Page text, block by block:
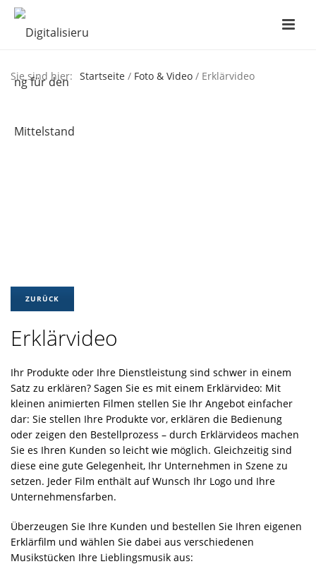
Sie sind hier: Startseite / Foto & Video / Erklärvideo
ZURÜCK
Erklärvideo
Ihr Produkte oder Ihre Dienstleistung sind schwer in einem
Satz zu erklären? Sagen Sie es mit einem Erklärvideo: Mit
kleinen animierten Filmen stellen Sie Ihr Angebot einfacher
dar: Sie stellen Ihre Produkte vor, erklären die Bedienung
oder zeigen den Bestellprozess – durch Erklärvideos machen
Sie es Ihren Kunden so leicht wie möglich. Gleichzeitig sind
diese eine gute Gelegenheit, Ihr Unternehmen in Szene zu
setzen. Jeder Film enthält auf Wunsch Ihr Logo und Ihre
Unternehmensfarben.
Überzeugen Sie Ihre Kunden und bestellen Sie Ihren eigenen
Erklärfilm und wählen Sie dabei aus verschiedenen
Musikstücken Ihre Lieblingsmusik aus: